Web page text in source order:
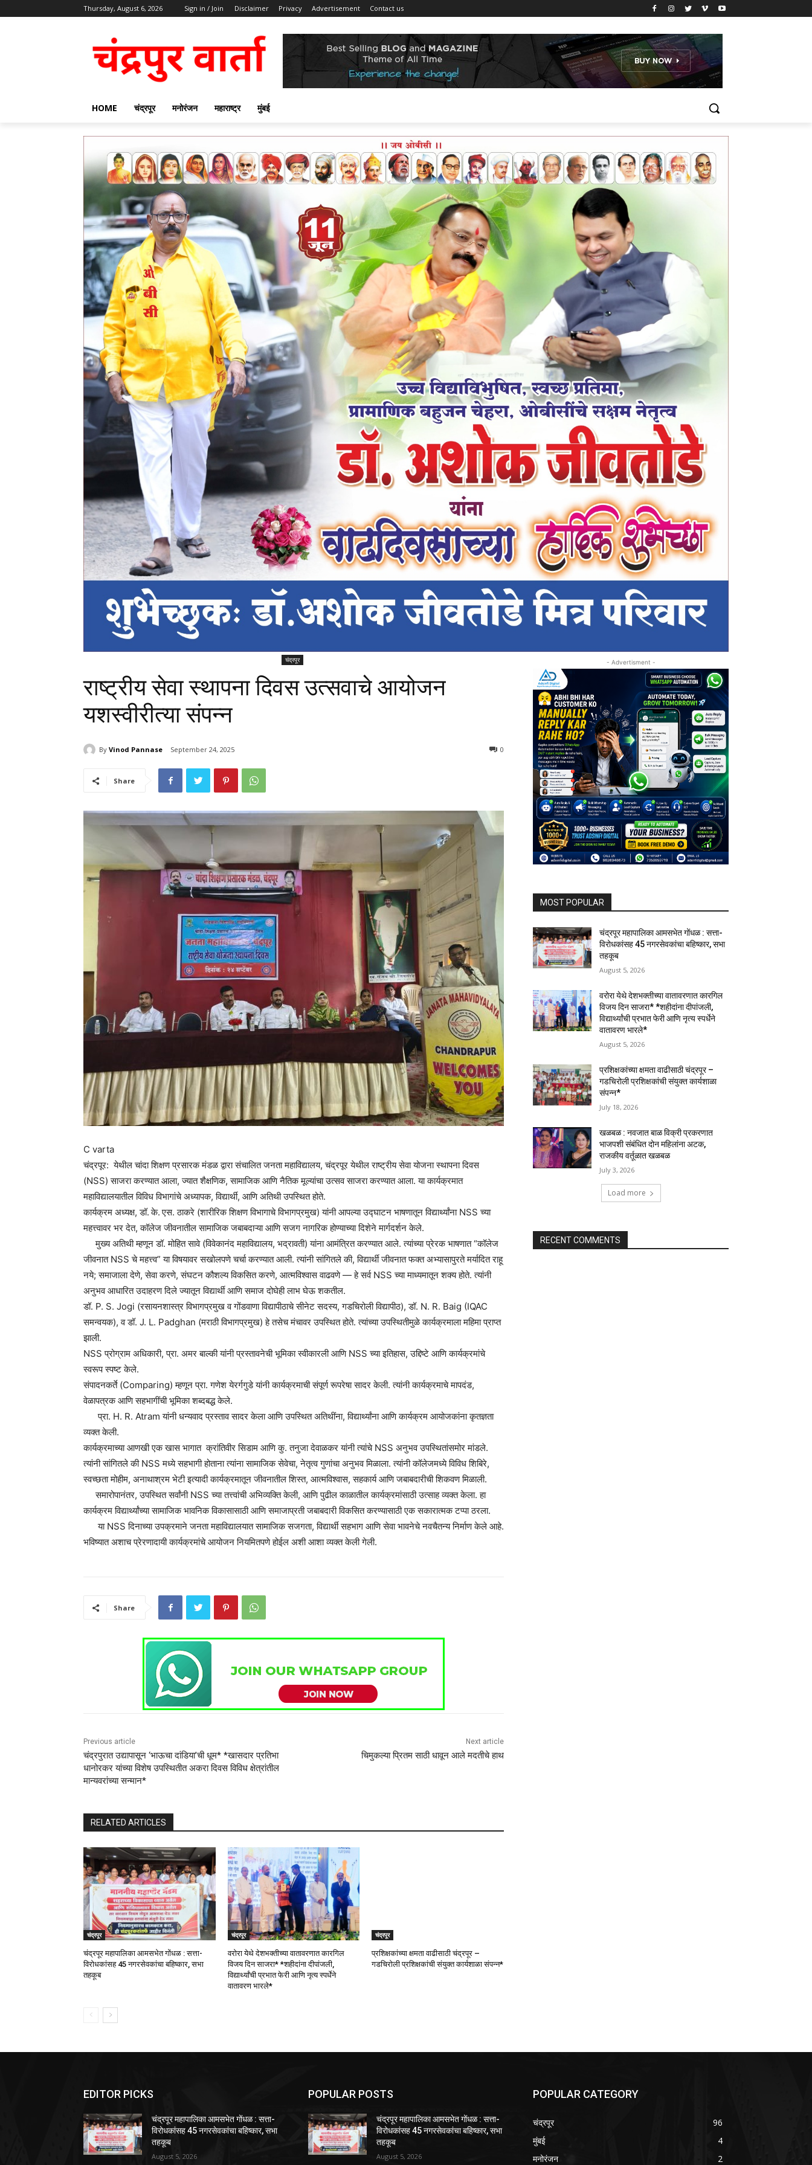
Thursday, August 6, 2026 Sign in / Join Disclaimer Privacy Advertisement Contact us
HOME चंद्रपूर मनोरंजन महाराष्ट्र मुंबई
चंद्रपूर
राष्ट्रीय सेवा स्थापना दिवस उत्सवाचे आयोजन
यशस्वीरीत्या संपन्न
By Vinod Pannase September 24, 2025 0
Share
C varta
चंद्रपूर: येथील चांदा शिक्षण प्रसारक मंडळ द्वारा संचालित जनता महाविद्यालय, चंद्रपूर येथील राष्ट्रीय सेवा योजना स्थापना दिवस
(NSS) साजरा करण्यात आला, ज्यात शैक्षणिक, सामाजिक आणि नैतिक मूल्यांचा उत्सव साजरा करण्यात आला. या कार्यक्रमात
महाविद्यालयातील विविध विभागांचे अध्यापक, विद्यार्थी, आणि अतिथी उपस्थित होते.
कार्यक्रम अध्यक्ष, डॉ. के. एस. ठाकरे (शारीरिक शिक्षण विभागाचे विभागप्रमुख) यांनी आपल्या उद्घाटन भाषणातून विद्यार्थ्यांना NSS च्या
महत्त्वावर भर देत, कॉलेज जीवनातील सामाजिक जबाबदाऱ्या आणि सजग नागरिक होण्याच्या दिशेने मार्गदर्शन केले.
मुख्य अतिथी म्हणून डॉ. मोहित सावे (विवेकानंद महाविद्यालय, भद्रावती) यांना आमंत्रित करण्यात आले. त्यांच्या प्रेरक भाषणात “कॉलेज
जीवनात NSS चे महत्त्व” या विषयावर सखोलपणे चर्चा करण्यात आली. त्यांनी सांगितले की, विद्यार्थी जीवनात फक्त अभ्यासापुरते मर्यादित राहू
नये; समाजाला देणे, सेवा करणे, संघटन कौशल्य विकसित करणे, आत्मविश्वास वाढवणे — हे सर्व NSS च्या माध्यमातून शक्य होते. त्यांनी
अनुभव आधारित उदाहरण दिले ज्यातून विद्यार्थी आणि समाज दोघेही लाभ घेऊ शकतील.
डॉ. P. S. Jogi (रसायनशास्त्र विभागप्रमुख व गोंडवाणा विद्यापीठाचे सीनेट सदस्य, गडचिरोली विद्यापीठ), डॉ. N. R. Baig (IQAC
समन्वयक), व डॉ. J. L. Padghan (मराठी विभागप्रमुख) हे तसेच मंचावर उपस्थित होते. त्यांच्या उपस्थितीमुळे कार्यक्रमाला महिमा प्राप्त
झाली.
NSS प्रोग्राम अधिकारी, प्रा. अमर बाल्की यांनी प्रस्तावनेची भूमिका स्वीकारली आणि NSS च्या इतिहास, उद्दिष्टे आणि कार्यक्रमांचे
स्वरूप स्पष्ट केले.
संपादनकर्ते (Comparing) म्हणून प्रा. गणेश येरर्गगुडे यांनी कार्यक्रमाची संपूर्ण रूपरेषा सादर केली. त्यांनी कार्यक्रमाचे मापदंड,
वेळापत्रक आणि सहभागींची भूमिका शब्दबद्ध केले.
प्रा. H. R. Atram यांनी धन्यवाद प्रस्ताव सादर केला आणि उपस्थित अतिथींना, विद्यार्थ्यांना आणि कार्यक्रम आयोजकांना कृतज्ञता
व्यक्त केली.
कार्यक्रमाच्या आणखी एक खास भागात क्रांतिवीर सिडाम आणि कु. तनुजा देवाळकर यांनी त्यांचे NSS अनुभव उपस्थितांसमोर मांडले.
त्यांनी सांगितले की NSS मध्ये सहभागी होताना त्यांना सामाजिक सेवेचा, नेतृत्व गुणांचा अनुभव मिळाला. त्यांनी कॉलेजमध्ये विविध शिबिरे,
स्वच्छता मोहीम, अनाथाश्रम भेटी इत्यादी कार्यक्रमातून जीवनातील शिस्त, आत्मविश्वास, सहकार्य आणि जबाबदारीची शिकवण मिळाली.
समारोपानंतर, उपस्थित सर्वांनी NSS च्या तत्त्वांची अभिव्यक्ति केली, आणि पुढील काळातील कार्यक्रमांसाठी उत्साह व्यक्त केला. हा
कार्यक्रम विद्यार्थ्यांच्या सामाजिक भावनिक विकासासाठी आणि समाजाप्रती जबाबदारी विकसित करण्यासाठी एक सकारात्मक टप्पा ठरला.
या NSS दिनाच्या उपक्रमाने जनता महाविद्यालयात सामाजिक सजगता, विद्यार्थी सहभाग आणि सेवा भावनेचे नवचैतन्य निर्माण केले आहे.
भविष्यात अशाच प्रेरणादायी कार्यक्रमांचे आयोजन नियमितपणे होईल अशी आशा व्यक्त केली गेली.
Share
Previous article
चंद्रपुरात उद्यापासून ‘भाऊचा दांडिया’ची धूम* *खासदार प्रतिभा
धानोरकर यांच्या विशेष उपस्थितीत अकरा दिवस विविध क्षेत्रांतील
मान्यवरांच्या सन्मान*
Next article
चिमुकल्या प्रितम साठी धावून आले मदतीचे हाथ
RELATED ARTICLES
चंद्रपूर
चंद्रपूर महापालिका आमसभेत गोंधळ : सत्ता-
विरोधकांसह 45 नगरसेवकांचा बहिष्कार, सभा
तहकूब
चंद्रपूर
वरोरा येथे देशभक्तीच्या वातावरणात कारगिल
विजय दिन साजरा* *शहीदांना दीपांजली,
विद्यार्थ्यांची प्रभात फेरी आणि नृत्य स्पर्धेने
वातावरण भारले*
चंद्रपूर
प्रशिक्षकांच्या क्षमता वाढीसाठी चंद्रपूर –
गडचिरोली प्रशिक्षकांची संयुक्त कार्यशाळा संपन्न*
- Advertisment -
MOST POPULAR
चंद्रपूर महापालिका आमसभेत गोंधळ : सत्ता-
विरोधकांसह 45 नगरसेवकांचा बहिष्कार, सभा
तहकूब
August 5, 2026
वरोरा येथे देशभक्तीच्या वातावरणात कारगिल
विजय दिन साजरा* *शहीदांना दीपांजली,
विद्यार्थ्यांची प्रभात फेरी आणि नृत्य स्पर्धेने
वातावरण भारले*
August 5, 2026
प्रशिक्षकांच्या क्षमता वाढीसाठी चंद्रपूर –
गडचिरोली प्रशिक्षकांची संयुक्त कार्यशाळा
संपन्न*
July 18, 2026
खळबळ : नवजात बाळ विक्री प्रकरणात
भाजपशी संबंधित दोन महिलांना अटक,
राजकीय वर्तूळात खळबळ
July 3, 2026
Load more
RECENT COMMENTS
EDITOR PICKS
चंद्रपूर महापालिका आमसभेत गोंधळ : सत्ता-
विरोधकांसह 45 नगरसेवकांचा बहिष्कार, सभा
तहकूब
August 5, 2026
POPULAR POSTS
चंद्रपूर महापालिका आमसभेत गोंधळ : सत्ता-
विरोधकांसह 45 नगरसेवकांचा बहिष्कार, सभा
तहकूब
August 5, 2026
POPULAR CATEGORY
चंद्रपूर
96
मुंबई
4
मनोरंजन
2